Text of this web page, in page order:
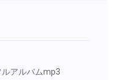
アルバムmp3